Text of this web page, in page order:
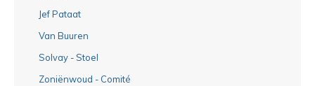
Jef Pataat
Van Buuren
Solvay - Stoel
Zoniënwoud - Comité